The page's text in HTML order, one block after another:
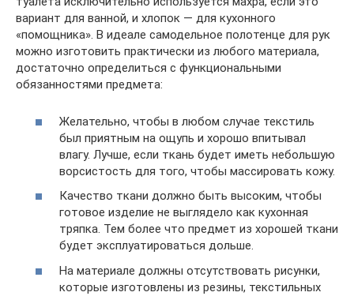
вариант для ванной, и хлопок — для кухонного
«помощника». В идеале самодельное полотенце для рук
можно изготовить практически из любого материала,
достаточно определиться с функциональными
обязанностями предмета:
Желательно, чтобы в любом случае текстиль
был приятным на ощупь и хорошо впитывал
влагу. Лучше, если ткань будет иметь небольшую
ворсистость для того, чтобы массировать кожу.
Качество ткани должно быть высоким, чтобы
готовое изделие не выглядело как кухонная
тряпка. Тем более что предмет из хорошей ткани
будет эксплуатироваться дольше.
На материале должны отсутствовать рисунки,
которые изготовлены из резины, текстильных